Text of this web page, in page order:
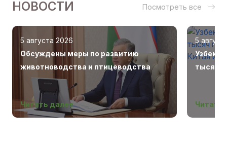
НОВОСТИ Посмотреть все
5 августа 2026
Обсуждены меры по развитию
животноводства и птицеводства
Читать далее
5
тысяч
Читать